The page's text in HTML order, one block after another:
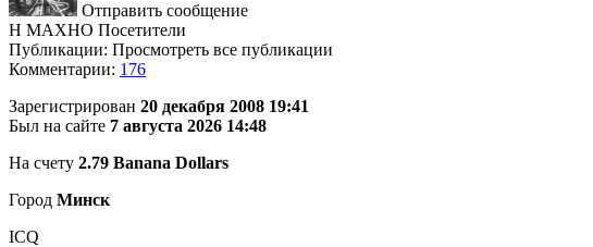
Отправить сообщение
H MAXHO Посетители
Публикации: Просмотреть все публикации
Комментарии: 176
Зарегистрирован 20 декабря 2008 19:41
Был на сайте 7 августа 2026 14:48
На счету 2.79 Banana Dollars
Город Минск
ICQ